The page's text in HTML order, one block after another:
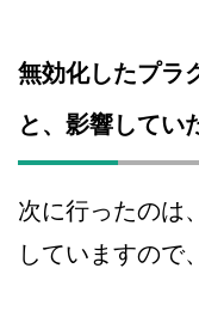
無効化したプラ
と、影響してい
次に行ったのは
していますので